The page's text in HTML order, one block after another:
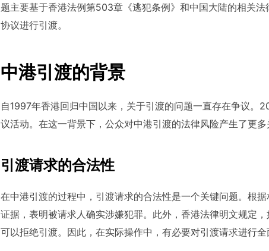
题主要基于香港法例第503章《逃犯条例》和中国大陆的相关
协议进行引渡。
中港引渡的背景
自1997年香港回归中国以来，关于引渡的问题一直存在争议。
议活动。在这一背景下，公众对中港引渡的法律风险产生了更多
引渡请求的合法性
在中港引渡的过程中，引渡请求的合法性是一个关键问题。根
证据，表明被请求人确实涉嫌犯罪。此外，香港法律明文规定
可以拒绝引渡。因此，在实际操作中，有必要对引渡请求进行全